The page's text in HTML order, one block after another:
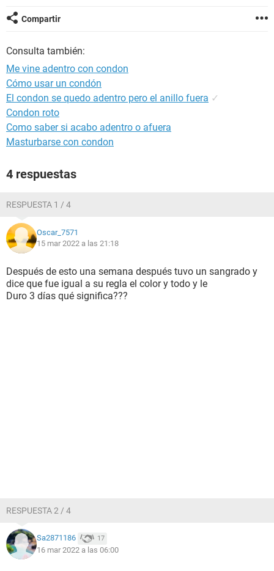
Compartir
Consulta también:
Me vine adentro con condon
Cómo usar un condón
El condon se quedo adentro pero el anillo fuera ✓
Condon roto
Como saber si acabo adentro o afuera
Masturbarse con condon
4 respuestas
RESPUESTA 1 / 4
Oscar_7571
15 mar 2022 a las 21:18
Después de esto una semana después tuvo un sangrado y
dice que fue igual a su regla el color y todo y le
Duro 3 días qué significa???
RESPUESTA 2 / 4
Sa2871186 17
16 mar 2022 a las 06:00